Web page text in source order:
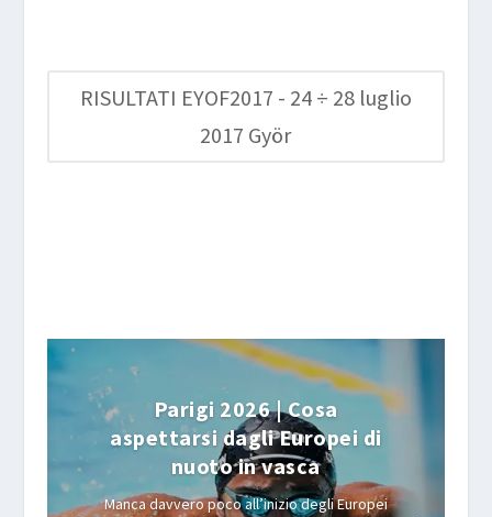
RISULTATI EYOF2017 - 24 ÷ 28 luglio
2017 Györ
Parigi 2026 | Cosa
aspettarsi dagli Europei di
nuoto in vasca
Manca davvero poco all’inizio degli Europei